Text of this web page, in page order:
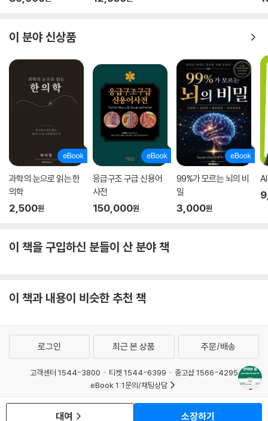
이 분야 신상품
과학의 눈으로 읽는 한
의학
2,500원
응급구조 구급 신용어
사전
150,000원
99%가 모르는 뇌의 비
밀
3,000원
이 책을 구입하신 분들이 산 분야 책
이 책과 내용이 비슷한 추천 책
대여 소장하기
로그인 최근 본 상품 주문/배송
고객센터 1544-3800 티켓 1544-6399
중고샵 1566-4295
eBook 1:1문의/채팅상담
예스이십사(주) 사업자 정보